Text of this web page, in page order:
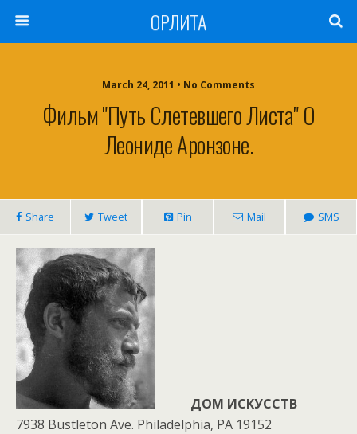
ОРЛИТА
March 24, 2011 • No Comments
Фильм "Путь Слетевшего Листа" О
Леониде Аронзоне.
Share Tweet Pin Mail SMS
ДОМ ИСКУССТВ
7938 Bustleton Ave. Philadelphia, PA 19152